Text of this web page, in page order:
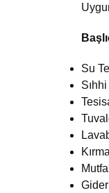
Su
Gider